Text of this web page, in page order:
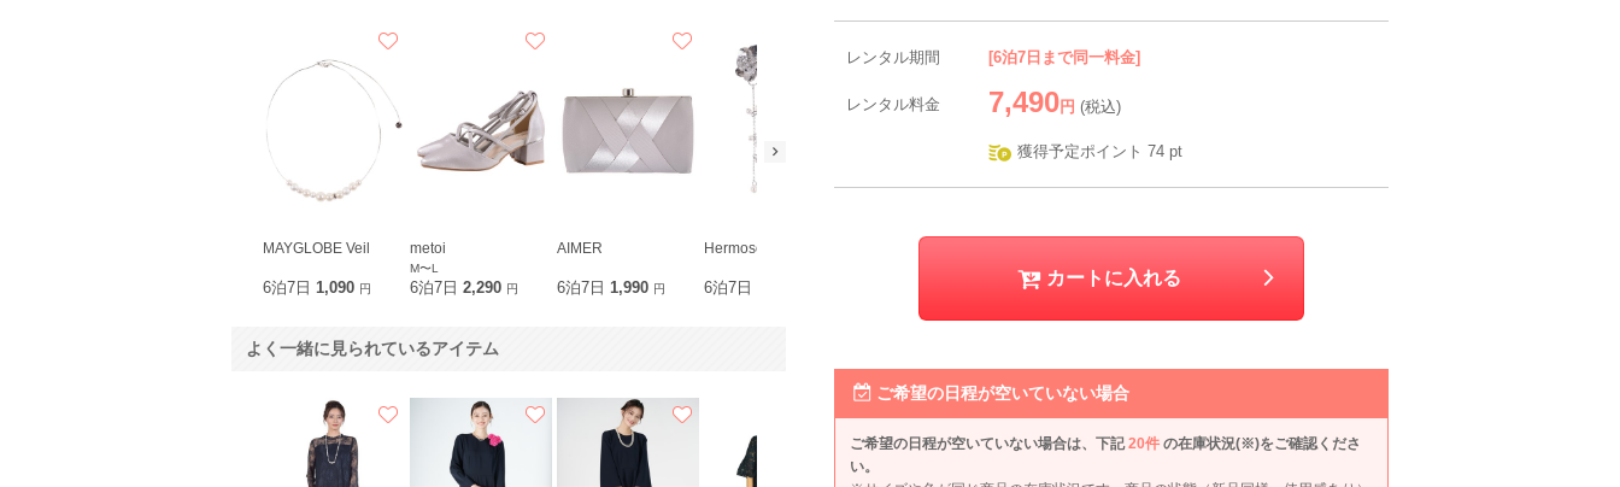
レンタル期間 [6泊7日まで同一料金]
レンタル料金 7,490 円 (税込)
獲得予定ポイント 74 pt
カートに入れる
ご希望の日程が空いていない場合
ご希望の日程が空いていない場合は、下記20件 の在庫状況(※)をご確認くださ
い。
MAYGLOBE Veil
6泊7日 1,090 円
metoi
M〜L
6泊7日2,290 円
AIMER
6泊7日1,990 円
Hermoso
6泊7日 6泊7日2,090 円
S〜M
6泊7日
Dorry Doll
よく一緒に見られているアイテム